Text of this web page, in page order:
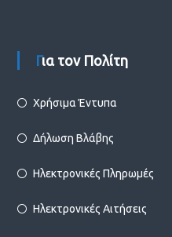
Για τον Πολίτη
Χρήσιμα Έντυπα
Δήλωση Βλάβης
Ηλεκτρονικές Πληρωμές
Ηλεκτρονικές Αιτήσεις